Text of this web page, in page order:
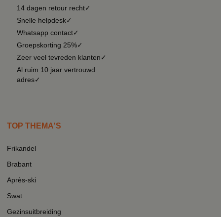
14 dagen retour recht✓
Snelle helpdesk✓
Whatsapp contact✓
Groepskorting 25%✓
Zeer veel tevreden klanten✓
Al ruim 10 jaar vertrouwd
adres✓
TOP THEMA'S
Frikandel
Brabant
Après-ski
Swat
Gezinsuitbreiding